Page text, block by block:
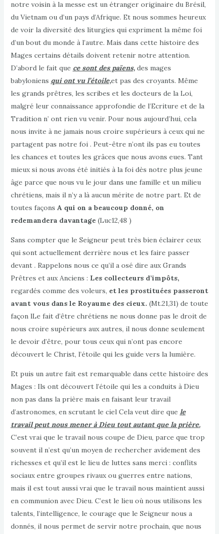
notre voisin à la messe est un étranger originaire du Brésil,
du Vietnam ou d’un pays d’Afrique. Et nous sommes heureux
de voir la diversité des liturgies qui expriment la même foi
d’un bout du monde à l’autre. Mais dans cette histoire des
Mages certains détails doivent retenir notre attention.
D’abord le fait que ce sont des païens,des mages
babyloniens qui ont vu l’étoile,et pas des croyants. Même
les grands prêtres, les scribes et les docteurs de la Loi,
malgré leur connaissance approfondie de l’Ecriture et de la
Tradition n’ ont rien vu venir. Pour nous aujourd’hui, cela
nous invite à ne jamais nous croire supérieurs à ceux qui ne
partagent pas notre foi . Peut-être n’ont ils pas eu toutes
les chances et toutes les grâces que nous avons eues. Tant
mieux si nous avons été initiés à la foi dès notre plus jeune
âge parce que nous vu le jour dans une famille et un milieu
chrétiens, mais il n’y a là aucun mérite de notre part. Et de
toutes façons A qui on a beaucoup donné, on
redemandera davantage (Luc12,48 )
Sans compter que le Seigneur peut très bien éclairer ceux
qui sont actuellement derrière nous et les faire passer
devant . Rappelons nous ce qu’il a osé dire aux Grands
Prêtres et aux Anciens : Les collecteurs d’impôts,
regardés comme des voleurs, et les prostituées passeront
avant vous dans le Royaume des cieux. (Mt.21,31) de toute
façon lLe fait d’être chrétiens ne nous donne pas le droit de
nous croire supérieurs aux autres, il nous donne seulement
le devoir d’être, pour tous ceux qui n’ont pas encore
découvert le Christ, l’étoile qui les guide vers la lumière.
Et puis un autre fait est remarquable dans cette histoire des
Mages : Ils ont découvert l’étoile qui les a conduits à Dieu
non pas dans la prière mais en faisant leur travail
d’astronomes, en scrutant le ciel Cela veut dire que le
travail peut nous mener à Dieu tout autant que la prière.
C’est vrai que le travail nous coupe de Dieu, parce que trop
souvent il n’est qu’un moyen de rechercher avidement des
richesses et qu’il est le lieu de luttes sans merci : conflits
sociaux entre groupes rivaux ou guerres entre nations,
mais il est tout aussi vrai que le travail nous maintient aussi
en communion avec Dieu. C’est le lieu où nous utilisons les
talents, l’intelligence, le courage que le Seigneur nous a
donnés, il nous permet de servir notre prochain, que nous